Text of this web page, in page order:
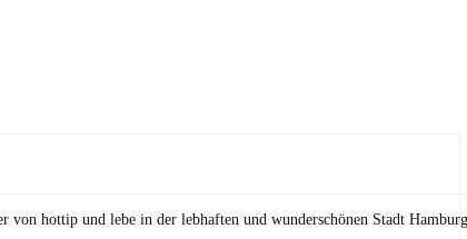
hottip und lebe in der lebhaften und wunderschönen Stadt